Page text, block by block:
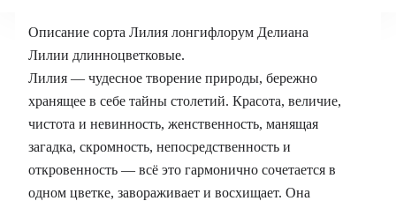
Срок отправки:Осень 2026
Описание сорта Лилия лонгифлорум Делиана
Лилии длинноцветковые.
Лилия — чудесное творение природы, бережно
хранящее в себе тайны столетий. Красота, величие,
чистота и невинность, женственность, манящая
загадка, скромность, непосредственность и
откровенность — всё это гармонично сочетается в
одном цветке, завораживает и восхищает. Она